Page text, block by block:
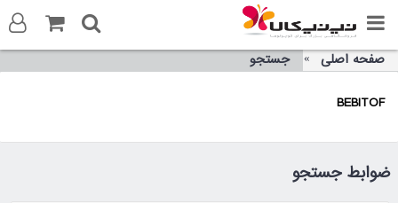
صفحه اصلی جستجو
BEBITOF
ضوابط جستجو